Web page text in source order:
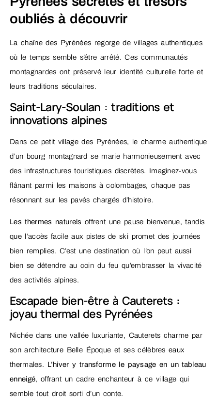
oubliés à découvrir
La chaîne des Pyrénées regorge de villages authentiques
où le temps semble s’être arrêté. Ces communautés
montagnardes ont préservé leur identité culturelle forte et
leurs traditions séculaires.
Saint-Lary-Soulan : traditions et
innovations alpines
Dans ce petit village des Pyrénées, le charme authentique
d’un bourg montagnard se marie harmonieusement avec
des infrastructures touristiques discrètes. Imaginez-vous
flânant parmi les maisons à colombages, chaque pas
résonnant sur les pavés chargés d’histoire.
Les thermes naturels offrent une pause bienvenue, tandis
que l’accès facile aux pistes de ski promet des journées
bien remplies. C’est une destination où l’on peut aussi
bien se détendre au coin du feu qu’embrasser la vivacité
des activités alpines.
Escapade bien-être à Cauterets :
joyau thermal des Pyrénées
Nichée dans une vallée luxuriante, Cauterets charme par
son architecture Belle Époque et ses célèbres eaux
thermales. L’hiver y transforme le paysage en un tableau
enneigé, offrant un cadre enchanteur à ce village qui
semble tout droit sorti d’un conte.